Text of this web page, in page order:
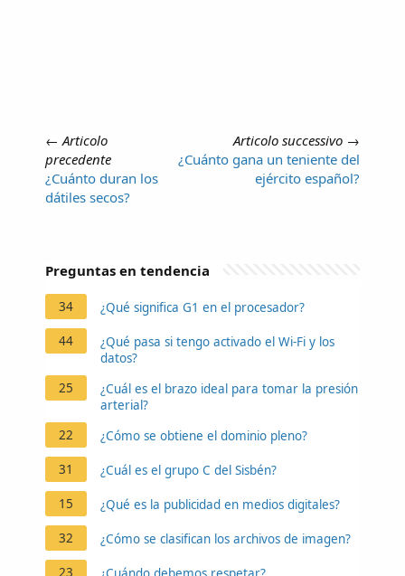
←Articolo
precedente
¿Cuánto duran los
dátiles secos?
Articolo successivo →
¿Cuánto gana un teniente del
ejército español?
Preguntas en tendencia
34 ¿Qué significa G1 en el procesador?
44
¿Qué pasa si tengo activado el Wi-Fi y los
datos?
25
¿Cuál es el brazo ideal para tomar la presión
arterial?
22
¿Cómo se obtiene el dominio pleno?
31 ¿Cuál es el grupo C del Sisbén?
15 ¿Qué es la publicidad en medios digitales?
32 ¿Cómo se clasifican los archivos de imagen?
23